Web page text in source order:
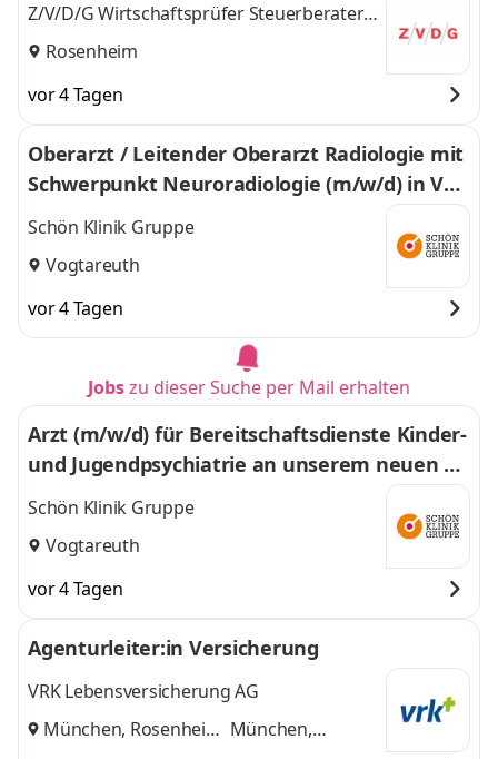
Z/V/D/G Wirtschaftsprüfer Steuerberater
PartmbB Hubert & Heubusch
Rosenheim
vor 4 Tagen
Oberarzt / Leitender Oberarzt Radiologie mit
Schwerpunkt Neuroradiologie (m/w/d) in Vog
tareuth
Schön Klinik Gruppe
Vogtareuth
vor 4 Tagen
Jobszu dieser Suche per Mail erhalten
Arzt (m/w/d) für Bereitschaftsdienste Kinder-
und Jugendpsychiatrie an unserem neuen St
andort in Vogtareuth
Schön Klinik Gruppe
Vogtareuth
vor 4 Tagen
Agenturleiter:in Versicherung
VRK Lebensversicherung AG
München, Rosenheim München,